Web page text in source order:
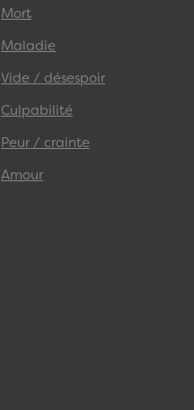
Mort
Maladie
Vide / désespoir
Culpabilité
Peur / crainte
Amour